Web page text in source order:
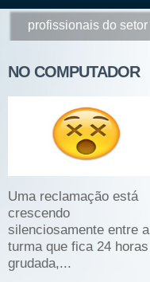
profissionais do setor
NO COMPUTADOR
Uma reclamação está
crescendo
silenciosamente entre a
turma que fica 24 horas
grudada,...